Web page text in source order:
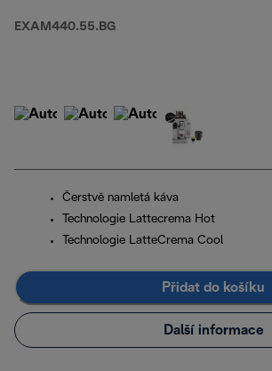
EXAM440.55.BG
Čerstvě namletá káva
Technologie Lattecrema Hot
Technologie LatteCrema Cool
Přidat do košíku
Další informace